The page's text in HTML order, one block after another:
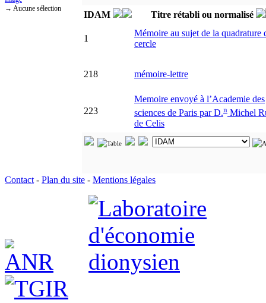
→ Aucune sélection
IDAM Titre rétabli ou normalisé
1
Mémoire au sujet de la quadrature
cercle
218 mémoire-lettre
223
Memoire envoyé à l’Academie des
sciences de Paris par D.n Michel
de Celis
Contact - Plan du site - Mentions légales